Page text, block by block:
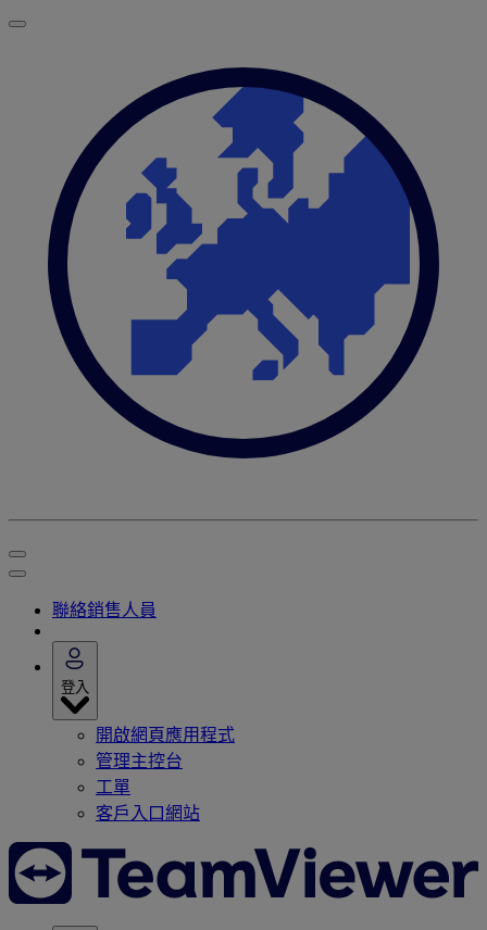
聯絡銷售人員
登入
開啟網頁應用程式
管理主控台
工單
客戶入口網站